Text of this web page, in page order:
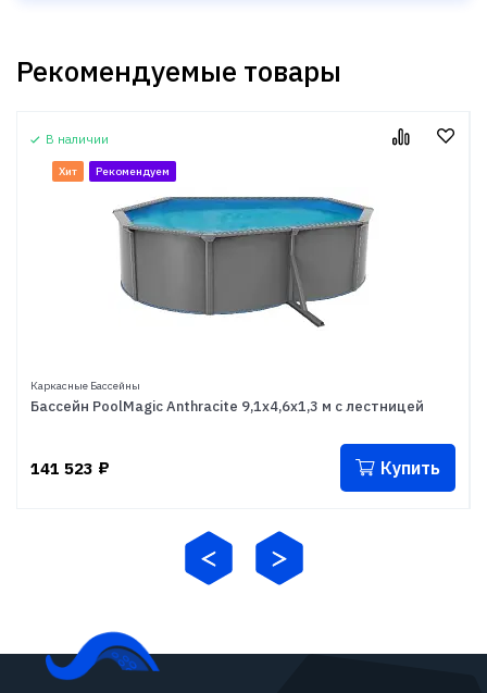
Рекомендуемые товары
В наличии
Хит Рекомендуем
Каркасные Бассейны
Бассейн PoolMagic Anthracite 9,1x4,6x1,3 м с лестницей
141 523 ₽ Купить